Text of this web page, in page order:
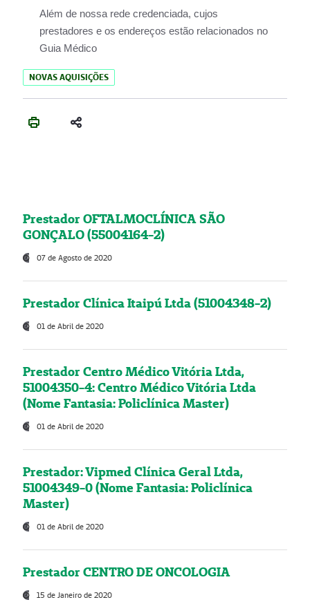
Além de nossa rede credenciada, cujos
prestadores e os endereços estão relacionados no
Guia Médico
NOVAS AQUISIÇÕES
Prestador OFTALMOCLÍNICA SÃO
GONÇALO (55004164-2)
07 de Agosto de 2020
Prestador Clínica Itaipú Ltda (51004348-2)
01 de Abril de 2020
Prestador Centro Médico Vitória Ltda,
51004350-4: Centro Médico Vitória Ltda
(Nome Fantasia: Policlínica Master)
01 de Abril de 2020
Prestador: Vipmed Clínica Geral Ltda,
51004349-0 (Nome Fantasia: Policlínica
Master)
01 de Abril de 2020
Prestador CENTRO DE ONCOLOGIA
15 de Janeiro de 2020